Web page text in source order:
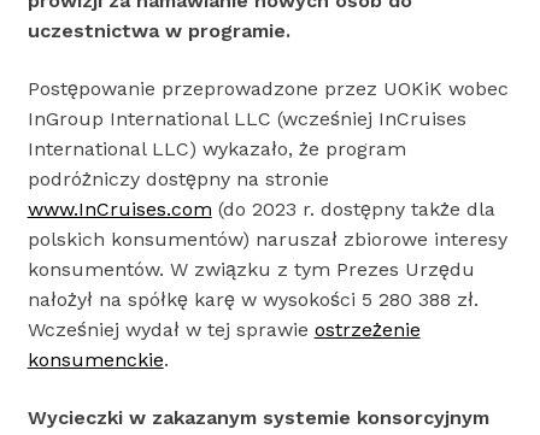
uczestnictwa w programie.
Postępowanie przeprowadzone przez UOKiK wobec
InGroup International LLC (wcześniej InCruises
International LLC) wykazało, że program
podróżniczy dostępny na stronie
www.InCruises.com (do 2023 r. dostępny także dla
polskich konsumentów) naruszał zbiorowe interesy
konsumentów. W związku z tym Prezes Urzędu
nałożył na spółkę karę w wysokości 5 280 388 zł.
Wcześniej wydał w tej sprawie ostrzeżenie
konsumenckie.
Wycieczki w zakazanym systemie konsorcyjnym